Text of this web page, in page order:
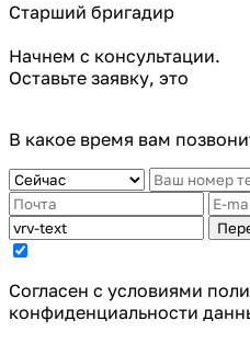
Старший бригадир
Начнем с консультации.
Оставьте заявку, это
В какое время вам
Cогласен с условиями
конфиденциальности